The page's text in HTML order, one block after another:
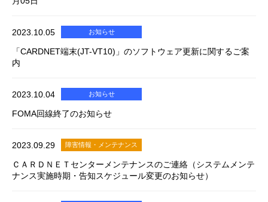
2023.10.05 お知らせ
「CARDNET端末(JT-VT10)」のソフトウェア更新に関するご案
内
2023.10.04 お知らせ
FOMA回線終了のお知らせ
2023.09.29 障害情報・メンテナンス
ＣＡＲＤＮＥＴセンターメンテナンスのご連絡（システムメンテ
ナンス実施時期・告知スケジュール変更のお知らせ）